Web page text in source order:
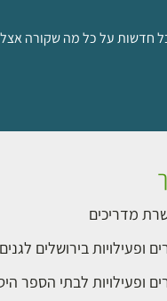
חדשות על כל מה שקורה
מדריכים
ופעילויות בירושלים
ופעילויות לבתי הספר